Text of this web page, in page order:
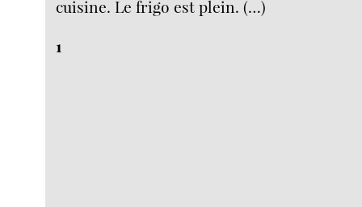
cuisine. Le frigo est plein. (…)
1